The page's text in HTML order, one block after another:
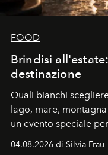
FOOD
Brindisi
destinazione
Quali bianchi
lago, mare,
un evento speciale
04.08.2026 di Silvia Frau